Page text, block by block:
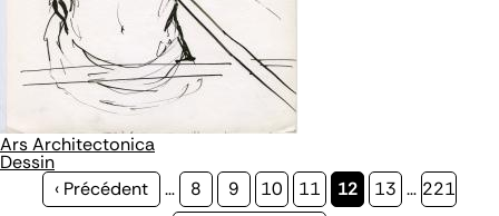
Ars Architectonica
Dessin
Page
‹ Précédent … Page
8 Page
9 Page
10 Page
11
Page
12 Page
13 … Page
221